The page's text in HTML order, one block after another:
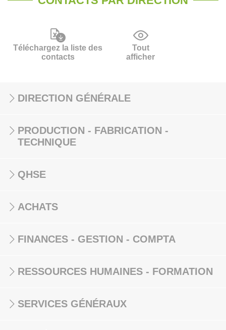
Téléchargez la liste des
contacts
Tout
afficher
DIRECTION GÉNÉRALE
PRODUCTION - FABRICATION -
TECHNIQUE
QHSE
ACHATS
FINANCES - GESTION - COMPTA
RESSOURCES HUMAINES - FORMATION
SERVICES GÉNÉRAUX